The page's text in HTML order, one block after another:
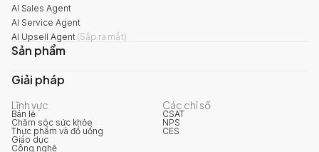
AI Sales Agent
AI Service Agent
AI Upsell Agent (Sắp ra mắt)
Sản phẩm
Giải pháp
Lĩnh vực
Bán lẻ
Chăm sóc sức khỏe
Thực phẩm và đồ uống
Giáo dục
Công nghệ
Các chỉ số
CSAT
NPS
CES